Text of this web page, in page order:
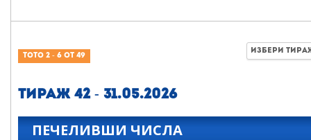
ТОТО 2 - 6 ОТ 49
ИЗБЕРИ
Тираж 42 - 31.05.2026
ПЕЧЕЛИВШИ ЧИСЛА